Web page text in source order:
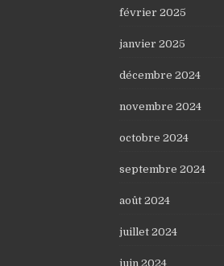
février 2025
janvier 2025
décembre 2024
novembre 2024
octobre 2024
septembre 2024
août 2024
juillet 2024
juin 2024